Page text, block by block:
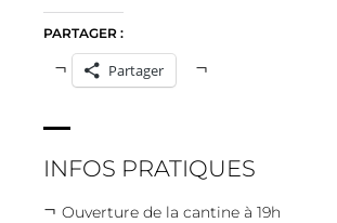
PARTAGER :
Partager
INFOS PRATIQUES
Ouverture de la cantine à 19h